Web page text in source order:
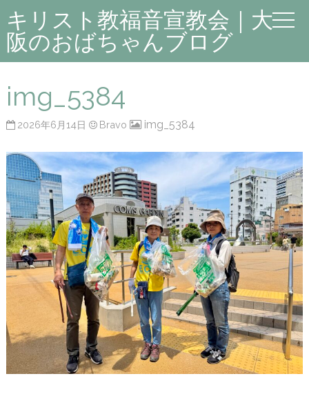
キリスト教福音宣教会｜大
阪のおばちゃんブログ
img_5384
2026年6月14日 Bravo img_5384